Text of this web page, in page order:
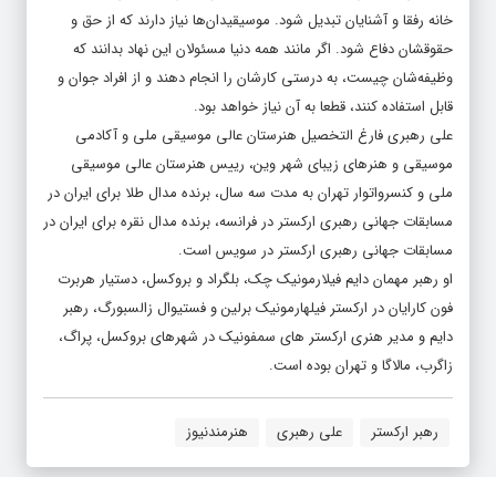
خانه رفقا و آشنایان تبدیل شود. موسیقیدان‌ها نیاز دارند که از حق و
حقوقشان دفاع شود. اگر مانند همه دنیا مسئولان این نهاد بدانند که
وظیفه‌شان چیست، به درستی کارشان را انجام دهند و از افراد جوان و
قابل استفاده کنند، قطعا به آن نیاز خواهد بود.
علی رهبری فارغ التخصیل هنرستان عالی موسیقی ملی و آکادمی
موسیقی و هنرهای زیبای شهر وین، رییس هنرستان عالی موسیقی
ملی و کنسرواتوار تهران به مدت سه سال، برنده مدال طلا برای ایران در
مسابقات جهانی رهبری ارکستر در فرانسه، برنده مدال نقره برای ایران در
مسابقات جهانی رهبری ارکستر در سویس است.
او رهبر مهمان دایم فیلارمونیک چک، بلگراد و بروکسل، دستیار هربرت
فون کارایان در ارکستر فیلهارمونیک برلین و فستیوال زالسبورگ، رهبر
دایم و مدیر هنری ارکستر های سمفونیک در شهرهای بروکسل، پراگ،
زاگرب، مالاگا و تهران بوده است.
رهبر ارکستر علی رهبری هنرمندنیوز